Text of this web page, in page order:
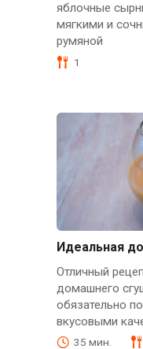
яблочные
мягкими и
румяной
1
Идеальная
Отличный
домашнего
обязательно
вкусовыми
35 мин.